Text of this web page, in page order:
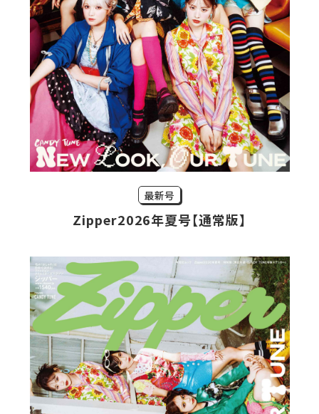
最新号
Zipper2026年夏号【通常版】